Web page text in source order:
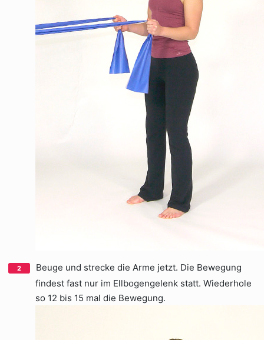
Beuge und strecke die Arme jetzt. Die Bewegung
findest fast nur im Ellbogengelenk statt. Wiederhole
so 12 bis 15 mal die Bewegung.